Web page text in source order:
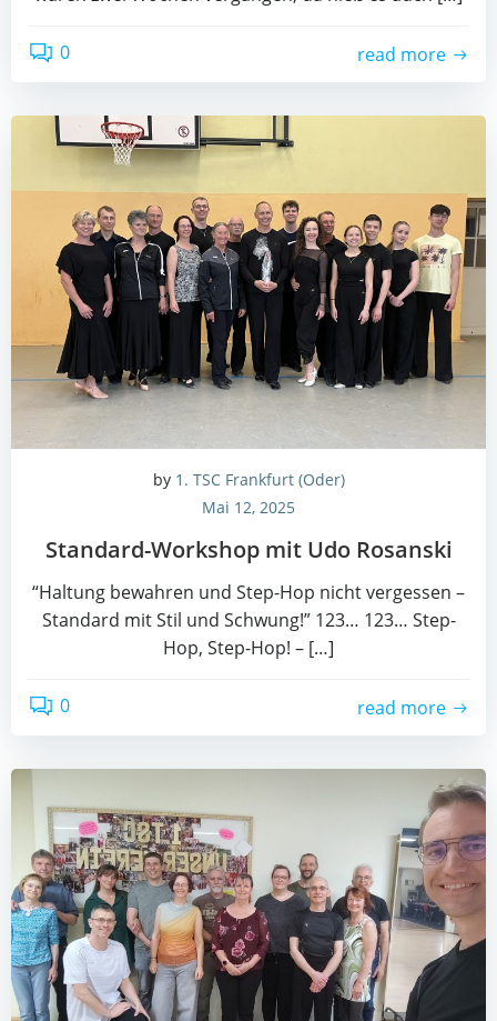
0 read more
by 1. TSC Frankfurt (Oder)
Mai 12, 2025
Stan­dard-Work­shop mit Udo Rosanski
“Hal­tung bewah­ren und Step-Hop nicht ver­ges­sen –
Stan­dard mit Stil und Schwung!” 123… 123… Step-
Hop, Step-Hop! – […]
0 read more